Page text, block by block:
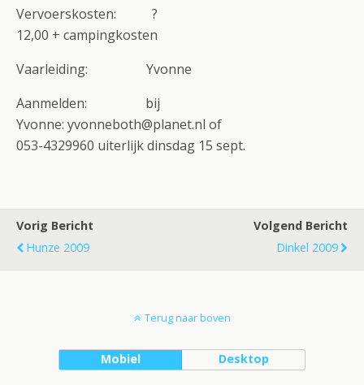
Vervoerskosten: ?
12,00 + campingkosten
Vaarleiding: Yvonne
Aanmelden: bij
Yvonne: yvonneboth@planet.nl of
053-4329960 uiterlijk dinsdag 15 sept.
Vorig Bericht
Hunze 2009
Volgend Bericht
Dinkel 2009
Terug naar boven
Mobiel Desktop